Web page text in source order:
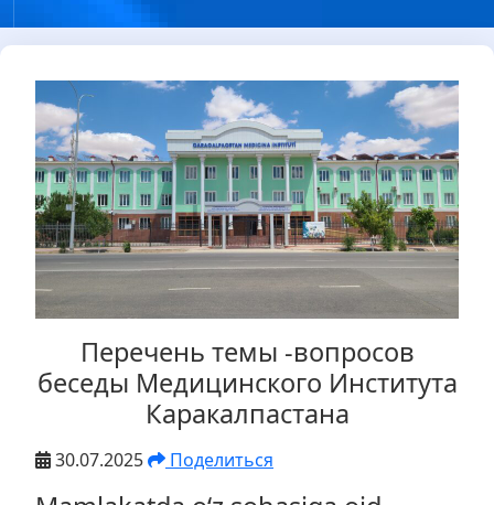
Перечень темы -вопросов
беседы Медицинского Института
Каракалпастана
30.07.2025 Поделиться